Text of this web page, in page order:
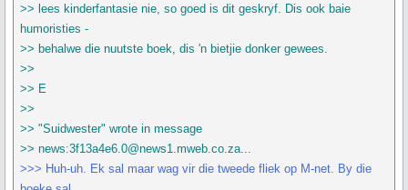
>> lees kinderfantasie nie, so goed is dit geskryf. Dis ook baie
humoristies -
>> behalwe die nuutste boek, dis 'n bietjie donker gewees.
>>
>> E
>>
>> "Suidwester" wrote in message
>> news:3f13a4e6.0@news1.mweb.co.za...
>>> Huh-uh. Ek sal maar wag vir die tweede fliek op M-net. By die